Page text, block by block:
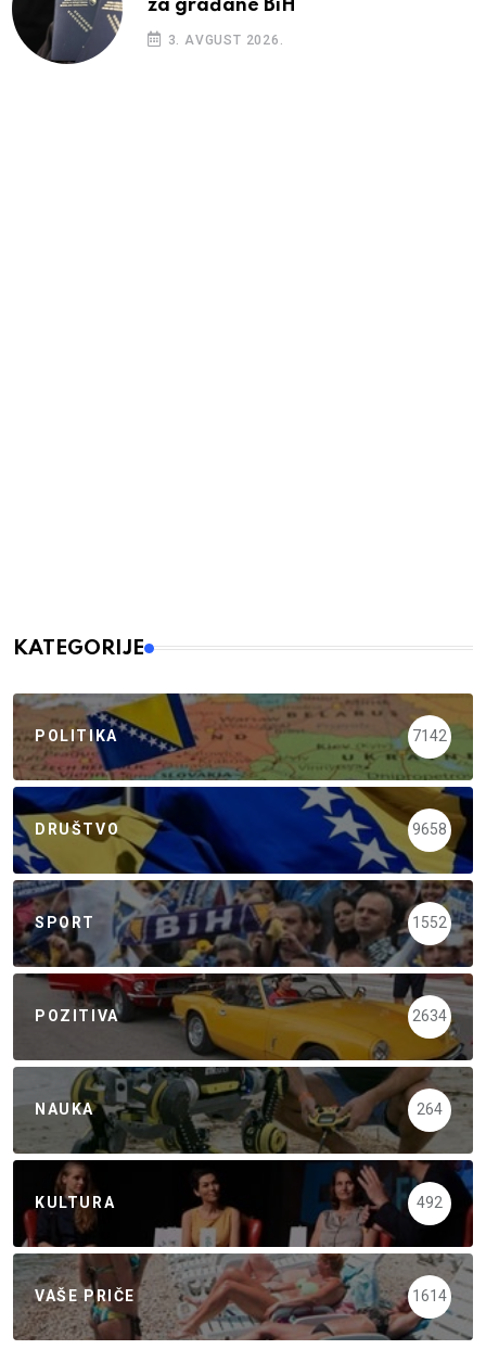
za građane BiH
3. AVGUST 2026.
KATEGORIJE
POLITIKA 7142
DRUŠTVO 9658
SPORT 1552
POZITIVA 2634
NAUKA 264
KULTURA 492
VAŠE PRIČE 1614